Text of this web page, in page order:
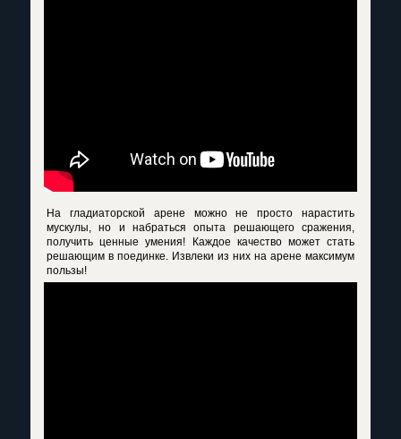
На гладиаторской арене можно не просто нарастить
мускулы, но и набраться опыта решающего сражения,
получить ценные умения! Каждое качество может стать
решающим в поединке. Извлеки из них на арене максимум
пользы!